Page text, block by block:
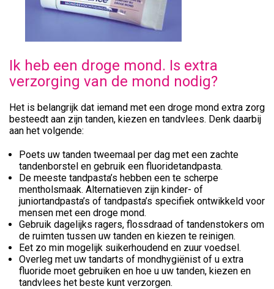
Ik heb een droge mond. Is extra
verzorging van de mond nodig?
Het is belangrijk dat iemand met een droge mond extra zorg
besteedt aan zijn tanden, kiezen en tandvlees. Denk daarbij
aan het volgende:
Poets uw tanden tweemaal per dag met een zachte
tandenborstel en gebruik een fluoridetandpasta.
De meeste tandpasta’s hebben een te scherpe
mentholsmaak. Alternatieven zijn kinder- of
juniortandpasta’s of tandpasta’s specifiek ontwikkeld voor
mensen met een droge mond.
Gebruik dagelijks ragers, flossdraad of tandenstokers om
de ruimten tussen uw tanden en kiezen te reinigen.
Eet zo min mogelijk suikerhoudend en zuur voedsel.
Overleg met uw tandarts of mondhygiënist of u extra
fluoride moet gebruiken en hoe u uw tanden, kiezen en
tandvlees het beste kunt verzorgen.